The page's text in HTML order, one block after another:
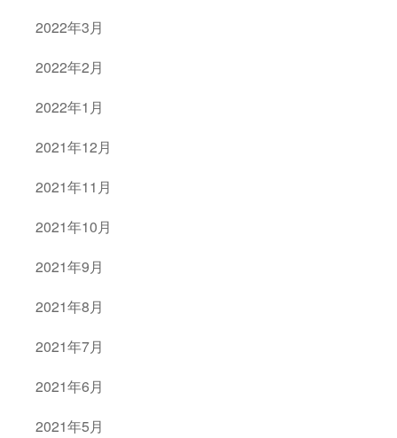
2022年3月
2022年2月
2022年1月
2021年12月
2021年11月
2021年10月
2021年9月
2021年8月
2021年7月
2021年6月
2021年5月